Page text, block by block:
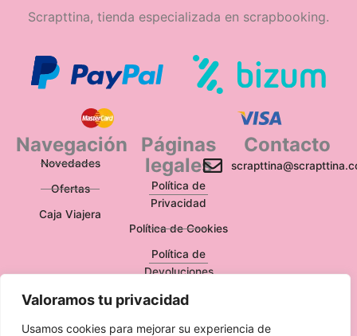
Valoramos tu privacidad
Usamos cookies para mejorar su experiencia de
Scrapttina, tienda especializada en scrapbooking.
Navegación
Novedades
Ofertas
Caja Viajera
Páginas
legales
Política de
Privacidad
Política de Cookies
Política de
Devoluciones
Aviso Legal
Contacto